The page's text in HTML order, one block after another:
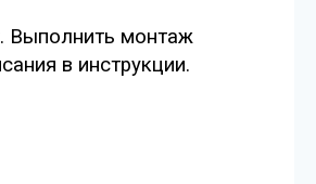
Выполнить монтаж
в инструкции.